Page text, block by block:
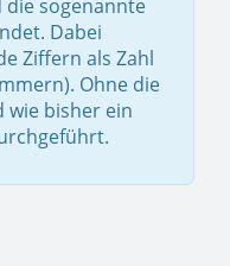
die sogenannte
Dabei
Ziffern als Zahl
Ohne die
wie bisher ein